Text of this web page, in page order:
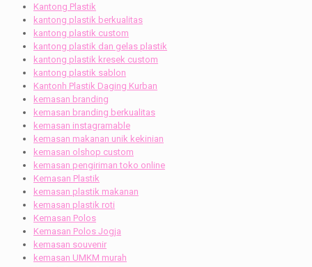
Kantong Plastik
kantong plastik berkualitas
kantong plastik custom
kantong plastik dan gelas plastik
kantong plastik kresek custom
kantong plastik sablon
Kantonh Plastik Daging Kurban
kemasan branding
kemasan branding berkualitas
kemasan instagramable
kemasan makanan unik kekinian
kemasan olshop custom
kemasan pengiriman toko online
Kemasan Plastik
kemasan plastik makanan
kemasan plastik roti
Kemasan Polos
Kemasan Polos Jogja
kemasan souvenir
kemasan UMKM murah